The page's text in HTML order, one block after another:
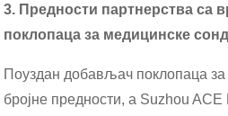
3. Предности партнерства са
поклопаца за медицинске
Поуздан добављач поклопаца
бројне предности, а Suzhou